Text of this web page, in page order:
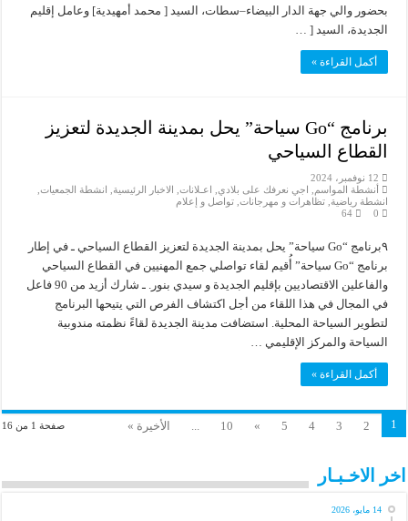
بحضور والي جهة الدار البيضاء–سطات، السيد [ محمد أمهيدية] وعامل إقليم
الجديدة، السيد [ …
أكمل القراءة »
برنامج “Go سياحة” يحل بمدينة الجديدة لتعزيز
القطاع السياحي
12 نوفمبر، 2024
أنشطة المواسم
اجي نعرفك على بلادي اعـلانات, الاخبار الرئيسية انشطة الجمعيات,
انشطة رياضية تظاهرات و مهرجانات, تواصل و إعلام
0
64
٩برنامج “Go سياحة” يحل بمدينة الجديدة لتعزيز القطاع السياحي ـ في إطار
برنامج “Go سياحة” أُقيم لقاء تواصلي جمع المهنيين في القطاع السياحي
والفاعلين الاقتصاديين بإقليم الجديدة و سيدي بنور. ـ شارك أزيد من 90 فاعل
في المجال في هذا اللقاء من أجل اكتشاف الفرص التي يتيحها البرنامج
لتطوير السياحة المحلية. استضافت مدينة الجديدة لقاءً نظمته مندوبية
السياحة والمركز الإقليمي …
أكمل القراءة »
صفحة 1 من 16 1
2
3
4
5
»
10
... الأخيرة »
اخر الاخـبـار
14 مايو، 2026